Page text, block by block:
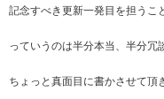
記念すべき更新一発目を担うこ
っていうのは半分本当、半分冗
ちょっと真面目に書かさせて頂